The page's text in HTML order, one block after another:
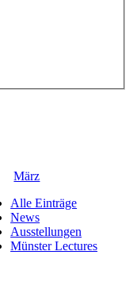
März
Alle Einträge
News
Ausstellungen
Münster Lectures